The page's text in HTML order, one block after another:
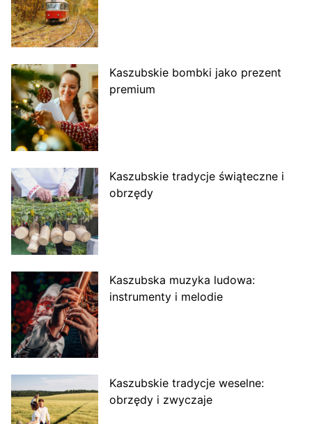
Kaszubskie bombki jako prezent
premium
Kaszubskie tradycje świąteczne i
obrzędy
Kaszubska muzyka ludowa:
instrumenty i melodie
Kaszubskie tradycje weselne:
obrzędy i zwyczaje